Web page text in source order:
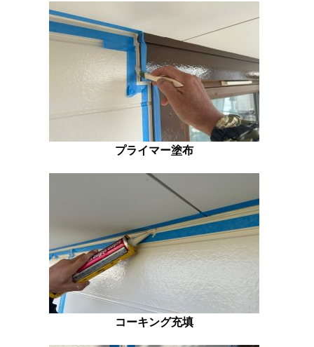
プライマー塗布
コーキング充填